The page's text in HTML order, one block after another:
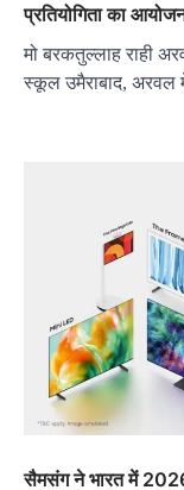
प्रतियोगिता का
मो बरकतुल्लाह राही
स्कूल उमैराबाद,
सैमसंग ने भारत में